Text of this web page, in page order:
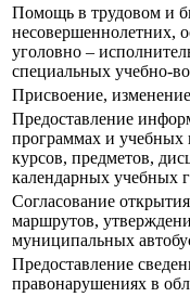
Помощь в трудовом и
несовершеннолетних,
уголовно –
специальных учебно-
Присвоение,
Предоставление
программах и учебных
курсов, предметов,
календарных учебных
Согласование
маршрутов,
муниципальных
Предоставление
правонарушениях в